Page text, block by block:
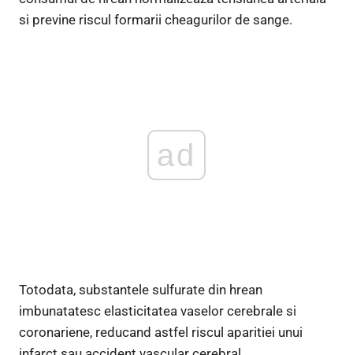
si previne riscul formarii cheagurilor de sange.
ad
Totodata, substantele sulfurate din hrean
imbunatatesc elasticitatea vaselor cerebrale si
coronariene, reducand astfel riscul aparitiei unui